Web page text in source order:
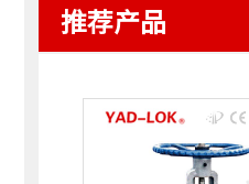
推荐产品